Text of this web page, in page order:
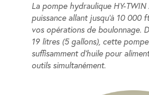
La pompe hydraulique HY-
puissance allant jusqu'à 10 000
vos opérations de boulonnage.
19 litres (5 gallons), cette
suffisamment d'huile pour
outils simultanément.